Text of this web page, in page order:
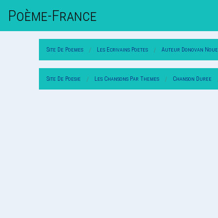
Poème-FrAnce
Site De Poemes Les Ecrivains Poetes Auteur Donovan
Site De Poesie Les Chansons Par Themes Chanson Duree